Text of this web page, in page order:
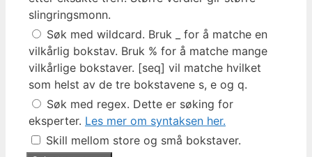
slingringsmonn.
Søk med wildcard. Bruk _ for å matche en
vilkårlig bokstav. Bruk % for å matche mange
vilkårlige bokstaver. [seq] vil matche hvilket
som helst av de tre bokstavene s, e og q.
Søk med regex. Dette er søking for
eksperter. Les mer om syntaksen her.
Skill mellom store og små bokstaver.